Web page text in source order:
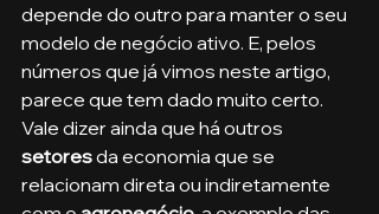
depende do outro para manter o seu
modelo de negócio ativo. E, pelos
números que já vimos neste artigo,
parece que tem dado muito certo.
Vale dizer ainda que há outros
setores da economia que se
relacionam direta ou indiretamente